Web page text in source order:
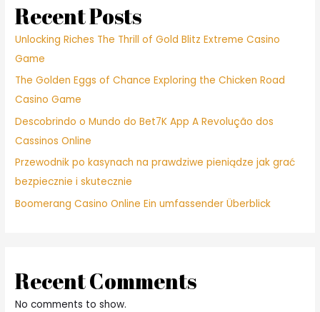
Recent Posts
Unlocking Riches The Thrill of Gold Blitz Extreme Casino
Game
The Golden Eggs of Chance Exploring the Chicken Road
Casino Game
Descobrindo o Mundo do Bet7K App A Revolução dos
Cassinos Online
Przewodnik po kasynach na prawdziwe pieniądze jak grać
bezpiecznie i skutecznie
Boomerang Casino Online Ein umfassender Überblick
Recent Comments
No comments to show.